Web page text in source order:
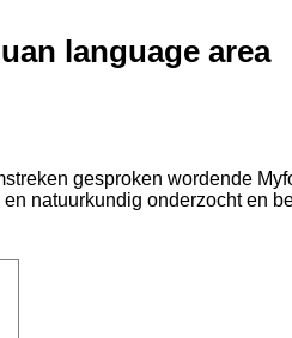
language area
gesproken wordende
natuurkundig onderzocht en